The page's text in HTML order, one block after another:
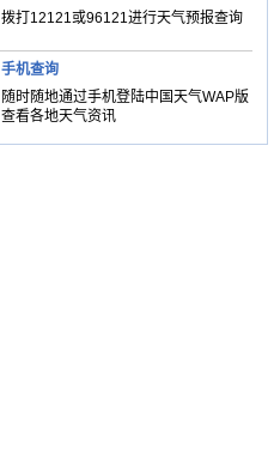
拨打12121或96121进行天气预报查询
手机查询
随时随地通过手机登陆中国天气WAP版
查看各地天气资讯